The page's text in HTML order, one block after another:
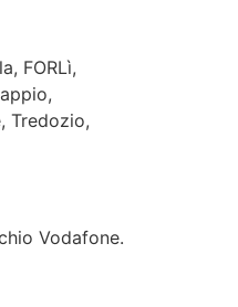
FORLì,
Tredozio,
Vodafone.